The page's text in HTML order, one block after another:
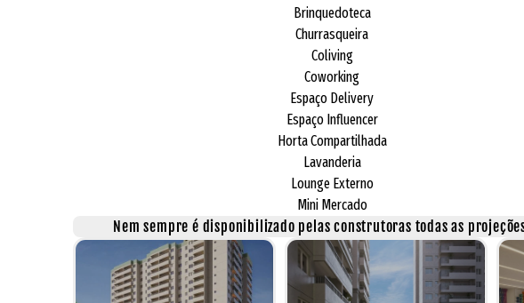
Brinquedoteca
Churrasqueira
Coliving
Coworking
Espaço Delivery
Espaço Influencer
Horta Compartilhada
Lavanderia
Lounge Externo
Mini Mercado
Nem sempre é disponibilizado pelas construtoras todas as